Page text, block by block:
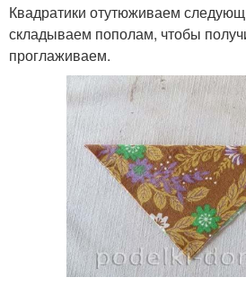
Квадратики отутюживаем
складываем пополам, чтобы
проглаживаем.